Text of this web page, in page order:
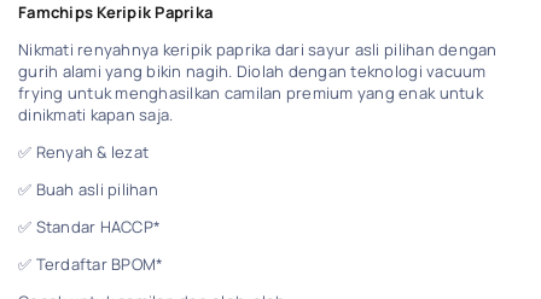
Famchips Keripik Paprika
Nikmati renyahnya keripik paprika dari sayur asli pilihan dengan
gurih alami yang bikin nagih. Diolah dengan teknologi vacuum
frying untuk menghasilkan camilan premium yang enak untuk
dinikmati kapan saja.
✅ Renyah & lezat
✅ Buah asli pilihan
✅ Standar HACCP*
✅ Terdaftar BPOM*